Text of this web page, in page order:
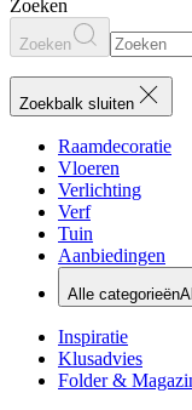
Zoeken
Zoeken
Zoekbalk sluiten
Raamdecoratie
Vloeren
Verlichting
Verf
Tuin
Aanbiedingen
Alle categorieën
Inspiratie
Klusadvies
Folder &